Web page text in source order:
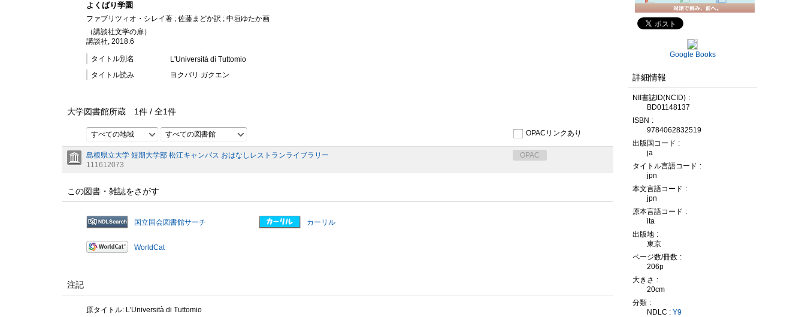
よくばり学園
ファブリツィオ・シレイ著 ; 佐藤まどか訳 ; 中垣ゆたか画
（講談社文学の扉）
講談社, 2018.6
タイトル別名
L'Università di Tuttomio
タイトル読み
ヨクバリ ガクエン
大学図書館所蔵 1件 / 全1件
すべての地域 すべての図書館 OPACリンクあり
島根県立大学 短期大学部 松江キャンパス おはなしレストランライブラリー
111612073
OPAC
この図書・雑誌をさがす
国立国会図書館サーチ カーリル
WorldCat
注記
原タイトル: L'Università di Tuttomio
Google Books
詳細情報
NII書誌ID(NCID)
BD01148137
ISBN
9784062832519
出版国コード
ja
タイトル言語コード
jpn
本文言語コード
jpn
原本言語コード
ita
出版地
東京
ページ数/冊数
206p
大きさ
20cm
分類
NDLC : Y9